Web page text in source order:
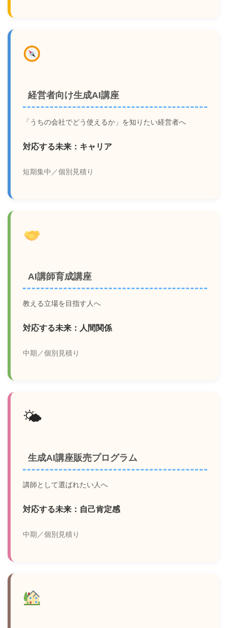
経営者向け生成AI講座
「うちの会社でどう使えるか」を知りたい経営者へ
対応する未来：キャリア
短期集中／個別見積り
AI講師育成講座
教える立場を目指す人へ
対応する未来：人間関係
中期／個別見積り
🌤
生成AI講座販売プログラム
講師として選ばれたい人へ
対応する未来：自己肯定感
中期／個別見積り